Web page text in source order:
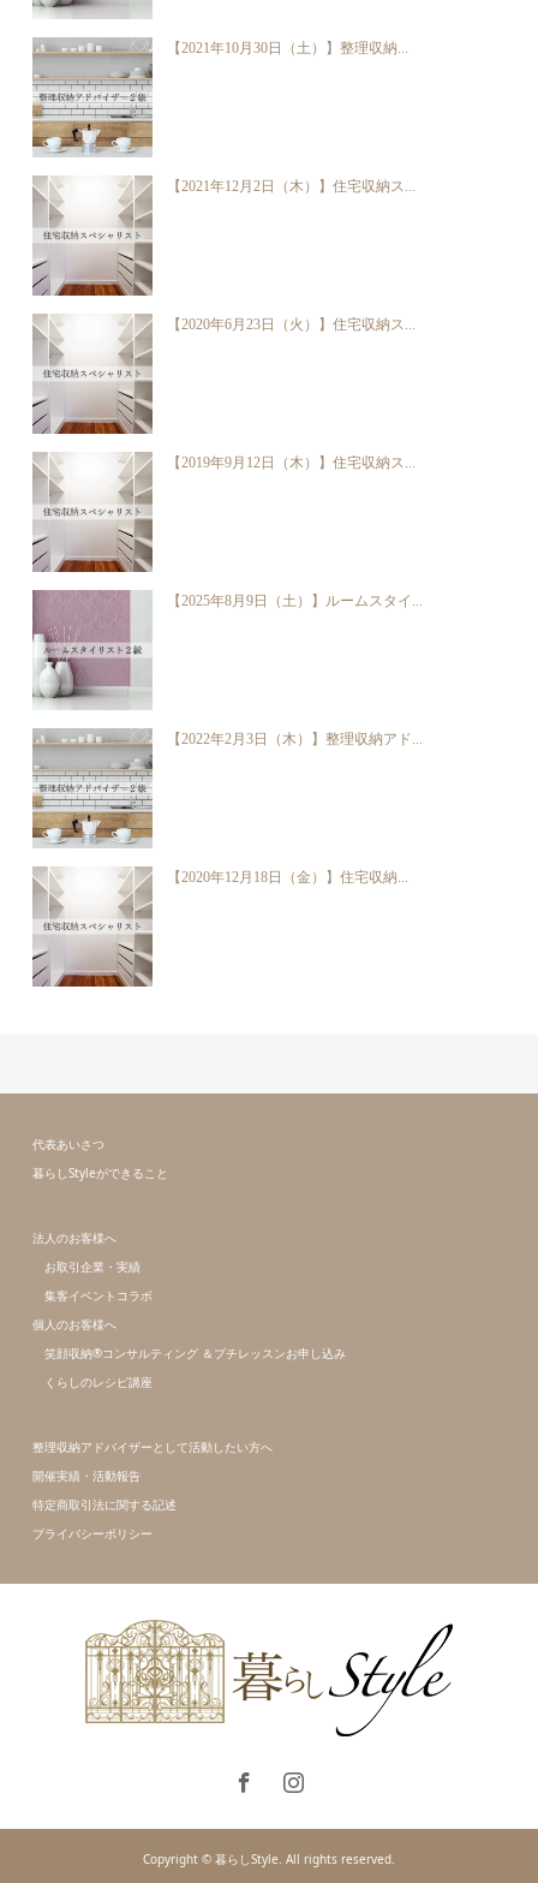
【2021年10月30日（土）】整理収納...
【2021年12月2日（木）】住宅収納ス...
【2020年6月23日（火）】住宅収納ス...
【2019年9月12日（木）】住宅収納ス...
【2025年8月9日（土）】ルームスタイ...
【2022年2月3日（木）】整理収納アド...
【2020年12月18日（金）】住宅収納...
代表あいさつ
暮らしStyleができること
法人のお客様へ
お取引企業・実績
集客イベントコラボ
個人のお客様へ
笑顔収納®コンサルティング ＆プチレッスンお申し込み
くらしのレシピ講座
整理収納アドバイザーとして活動したい方へ
開催実績・活動報告
特定商取引法に関する記述
プライバシーポリシー
Copyright © 暮らしStyle. All rights reserved.